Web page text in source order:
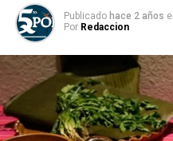
Publicado hace 2 años el
Por Redaccion